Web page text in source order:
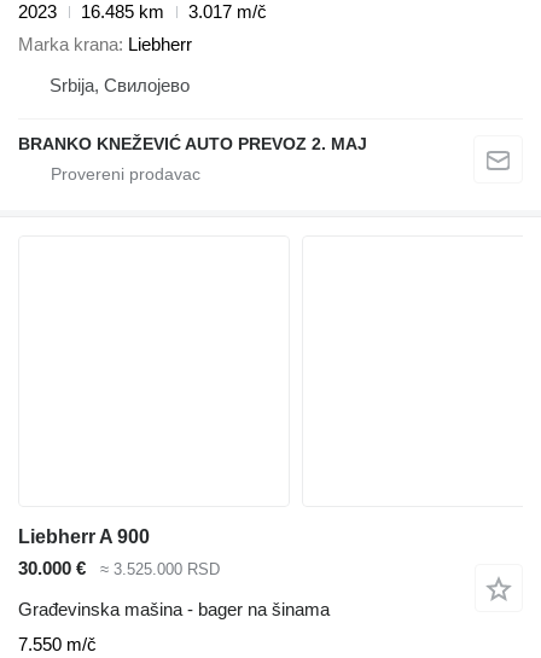
2023
16.485 km
3.017 m/č
Marka krana Liebherr
Srbija, Свилојево
BRANKO KNEŽEVIĆ AUTO PREVOZ 2. MAJ
Liebherr A 900
30.000 €
≈ 3.525.000 RSD
Građevinska mašina - bager na šinama
7.550 m/č